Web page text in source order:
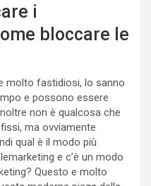
i
bloccare le
molto fastidiosi, lo sanno
e possono essere
non è qualcosa che
ma ovviamente
qual è il modo più
e c’è un modo
Questo e molto